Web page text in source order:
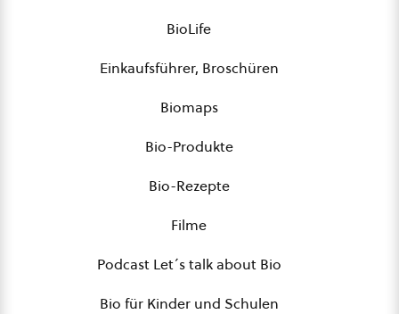
BioLife
Einkaufsführer, Broschüren
Biomaps
Bio-Produkte
Bio-Rezepte
Filme
Podcast Let´s talk about Bio
Bio für Kinder und Schulen